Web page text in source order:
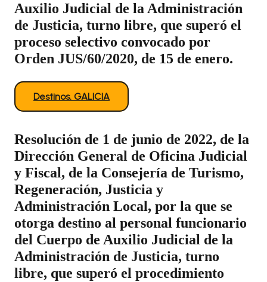
Auxilio Judicial de la Administración
de Justicia, turno libre, que superó el
proceso selectivo convocado por
Orden JUS/60/2020, de 15 de enero.
Destinos. GALICIA
Resolución de 1 de junio de 2022, de la
Dirección General de Oficina Judicial
y Fiscal, de la Consejería de Turismo,
Regeneración, Justicia y
Administración Local, por la que se
otorga destino al personal funcionario
del Cuerpo de Auxilio Judicial de la
Administración de Justicia, turno
libre, que superó el procedimiento